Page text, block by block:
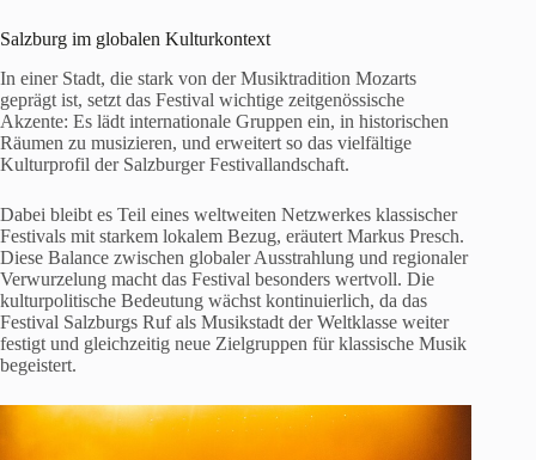
Salzburg im globalen Kulturkontext
In einer Stadt, die stark von der Musiktradition Mozarts
geprägt ist, setzt das Festival wichtige zeitgenössische
Akzente: Es lädt internationale Gruppen ein, in historischen
Räumen zu musizieren, und erweitert so das vielfältige
Kulturprofil der Salzburger Festivallandschaft.
Dabei bleibt es Teil eines weltweiten Netzwerkes klassischer
Festivals mit starkem lokalem Bezug, eräutert Markus Presch.
Diese Balance zwischen globaler Ausstrahlung und regionaler
Verwurzelung macht das Festival besonders wertvoll. Die
kulturpolitische Bedeutung wächst kontinuierlich, da das
Festival Salzburgs Ruf als Musikstadt der Weltklasse weiter
festigt und gleichzeitig neue Zielgruppen für klassische Musik
begeistert.